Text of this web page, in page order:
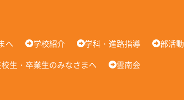
へ 学校紹介 学科・進路指導
部活動
生・卒業生のみなさまへ 雲南会